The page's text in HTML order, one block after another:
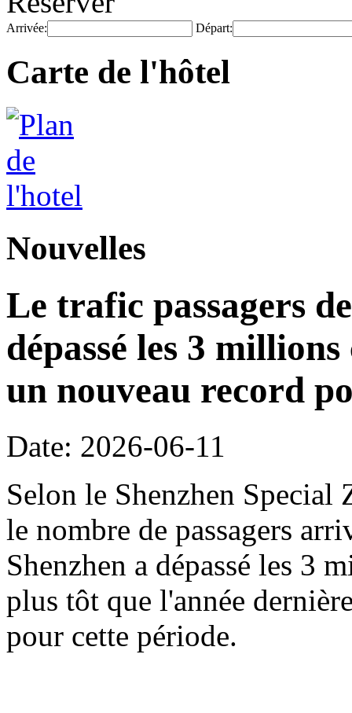
Arrivée: Départ:
Carte de l'hôtel
Nouvelles
Le trafic passagers
dépassé les 3
un nouveau record
Date: 2026-06-11
Selon le Shenzhen
le nombre de passagers
Shenzhen a dépassé les 3
plus tôt que l'année
pour cette période.